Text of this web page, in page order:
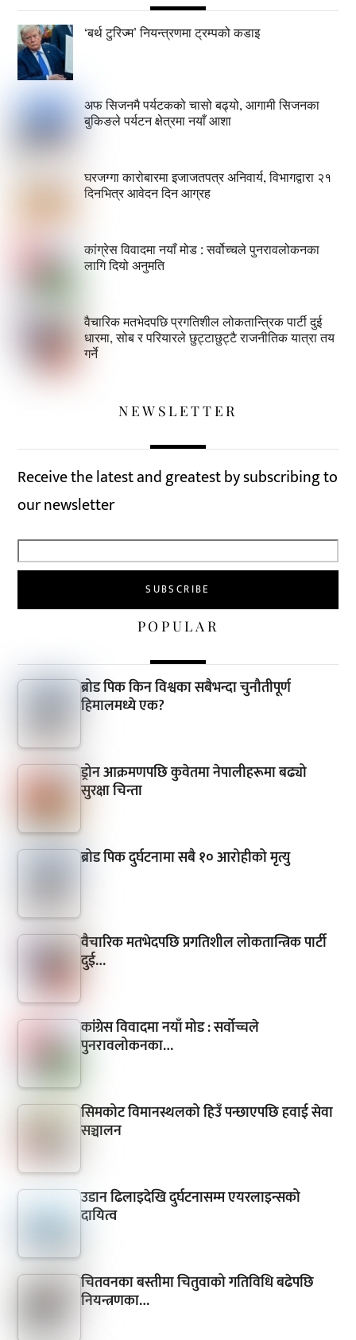
‘बर्थ टुरिज्म’ नियन्त्रणमा ट्रम्पको कडाइ
अफ सिजनमै पर्यटकको चासो बढ्यो, आगामी सिजनका
बुकिङले पर्यटन क्षेत्रमा नयाँ आशा
घरजग्गा कारोबारमा इजाजतपत्र अनिवार्य, विभागद्वारा २१
दिनभित्र आवेदन दिन आग्रह
कांग्रेस विवादमा नयाँ मोड : सर्वोच्चले पुनरावलोकनका
लागि दियो अनुमति
वैचारिक मतभेदपछि प्रगतिशील लोकतान्त्रिक पार्टी दुई
धारमा, सोब र परियारले छुट्टाछुट्टै राजनीतिक यात्रा तय
गर्ने
NEWSLETTER
Receive the latest and greatest by subscribing to
our newsletter
POPULAR
ब्रोड पिक किन विश्वका सबैभन्दा चुनौतीपूर्ण
हिमालमध्ये एक?
ड्रोन आक्रमणपछि कुवेतमा नेपालीहरूमा बढ्यो
सुरक्षा चिन्ता
ब्रोड पिक दुर्घटनामा सबै १० आरोहीको मृत्यु
वैचारिक मतभेदपछि प्रगतिशील लोकतान्त्रिक पार्टी
दुई…
कांग्रेस विवादमा नयाँ मोड : सर्वोच्चले
पुनरावलोकनका…
सिमकोट विमानस्थलको हिउँ पन्छाएपछि हवाई सेवा
सञ्चालन
उडान ढिलाइदेखि दुर्घटनासम्म एयरलाइन्सको
दायित्व
चितवनका बस्तीमा चितुवाको गतिविधि बढेपछि
नियन्त्रणका…